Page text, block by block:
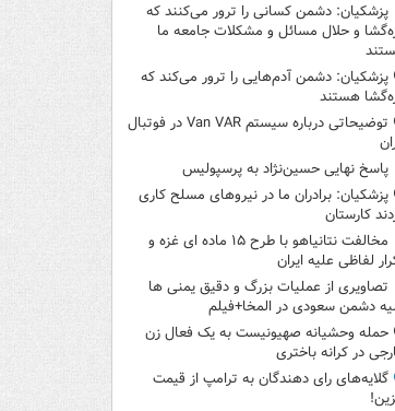
پزشکیان: دشمن کسانی را ترور می‌کنند که
و حلال مسائل و مشکلات جامعه ما
پزشکیان: دشمن آدم‌هایی را ترور می‌کند که
هستند
توضیحاتی درباره سیستم Van VAR در فوتبال
پاسخ نهایی حسین‌نژاد به پرسپولیس
پزشکیان: برادران ما در نیروهای مسلح کاری
کارستان
مخالفت نتانیاهو با طرح ۱۵ ماده ای غزه و
لفاظی علیه ایران
تصاویری از عملیات بزرگ و دقیق یمنی ها
دشمن سعودی در المخا+فیلم
حمله وحشیانه صهیونیست به یک فعال زن
در کرانه باختری
گلایه‌های رای دهندگان به ترامپ از قیمت